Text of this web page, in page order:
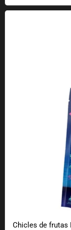
Chicles de frutas
Chicles de frutas